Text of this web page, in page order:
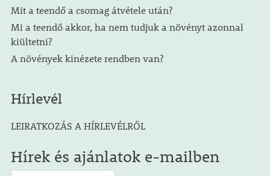
Mit a teendő a csomag átvétele után?
Mi a teendő akkor, ha nem tudjuk a növényt azonnal
kiültetni?
A növények kinézete rendben van?
Hírlevél
LEIRATKOZÁS A HÍRLEVÉLRŐL
Hírek és ajánlatok e-mailben